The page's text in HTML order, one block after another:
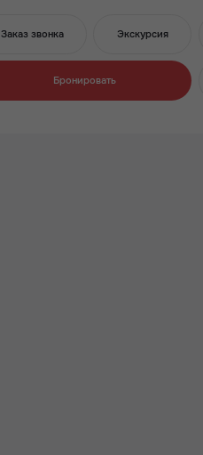
Заказ звонка Экскурсия
Бронировать